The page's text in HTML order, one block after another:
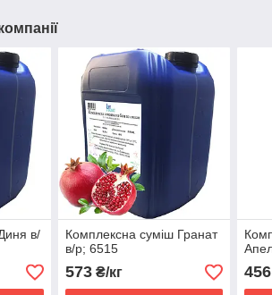
в/
Комплексна суміш Гранат
в/р; 6515
573₴/кг 456